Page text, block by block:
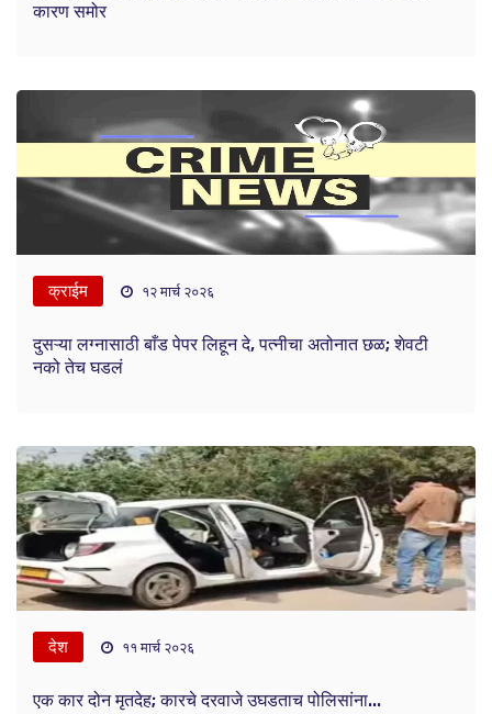
कारण समोर
क्राईम १२ मार्च २०२६
दुसऱ्या लग्नासाठी बाँड पेपर लिहून दे, पत्नीचा अतोनात छळ; शेवटी
नको तेच घडलं
देश ११ मार्च २०२६
एक कार दोन मृतदेह; कारचे दरवाजे उघडताच पोलिसांना...